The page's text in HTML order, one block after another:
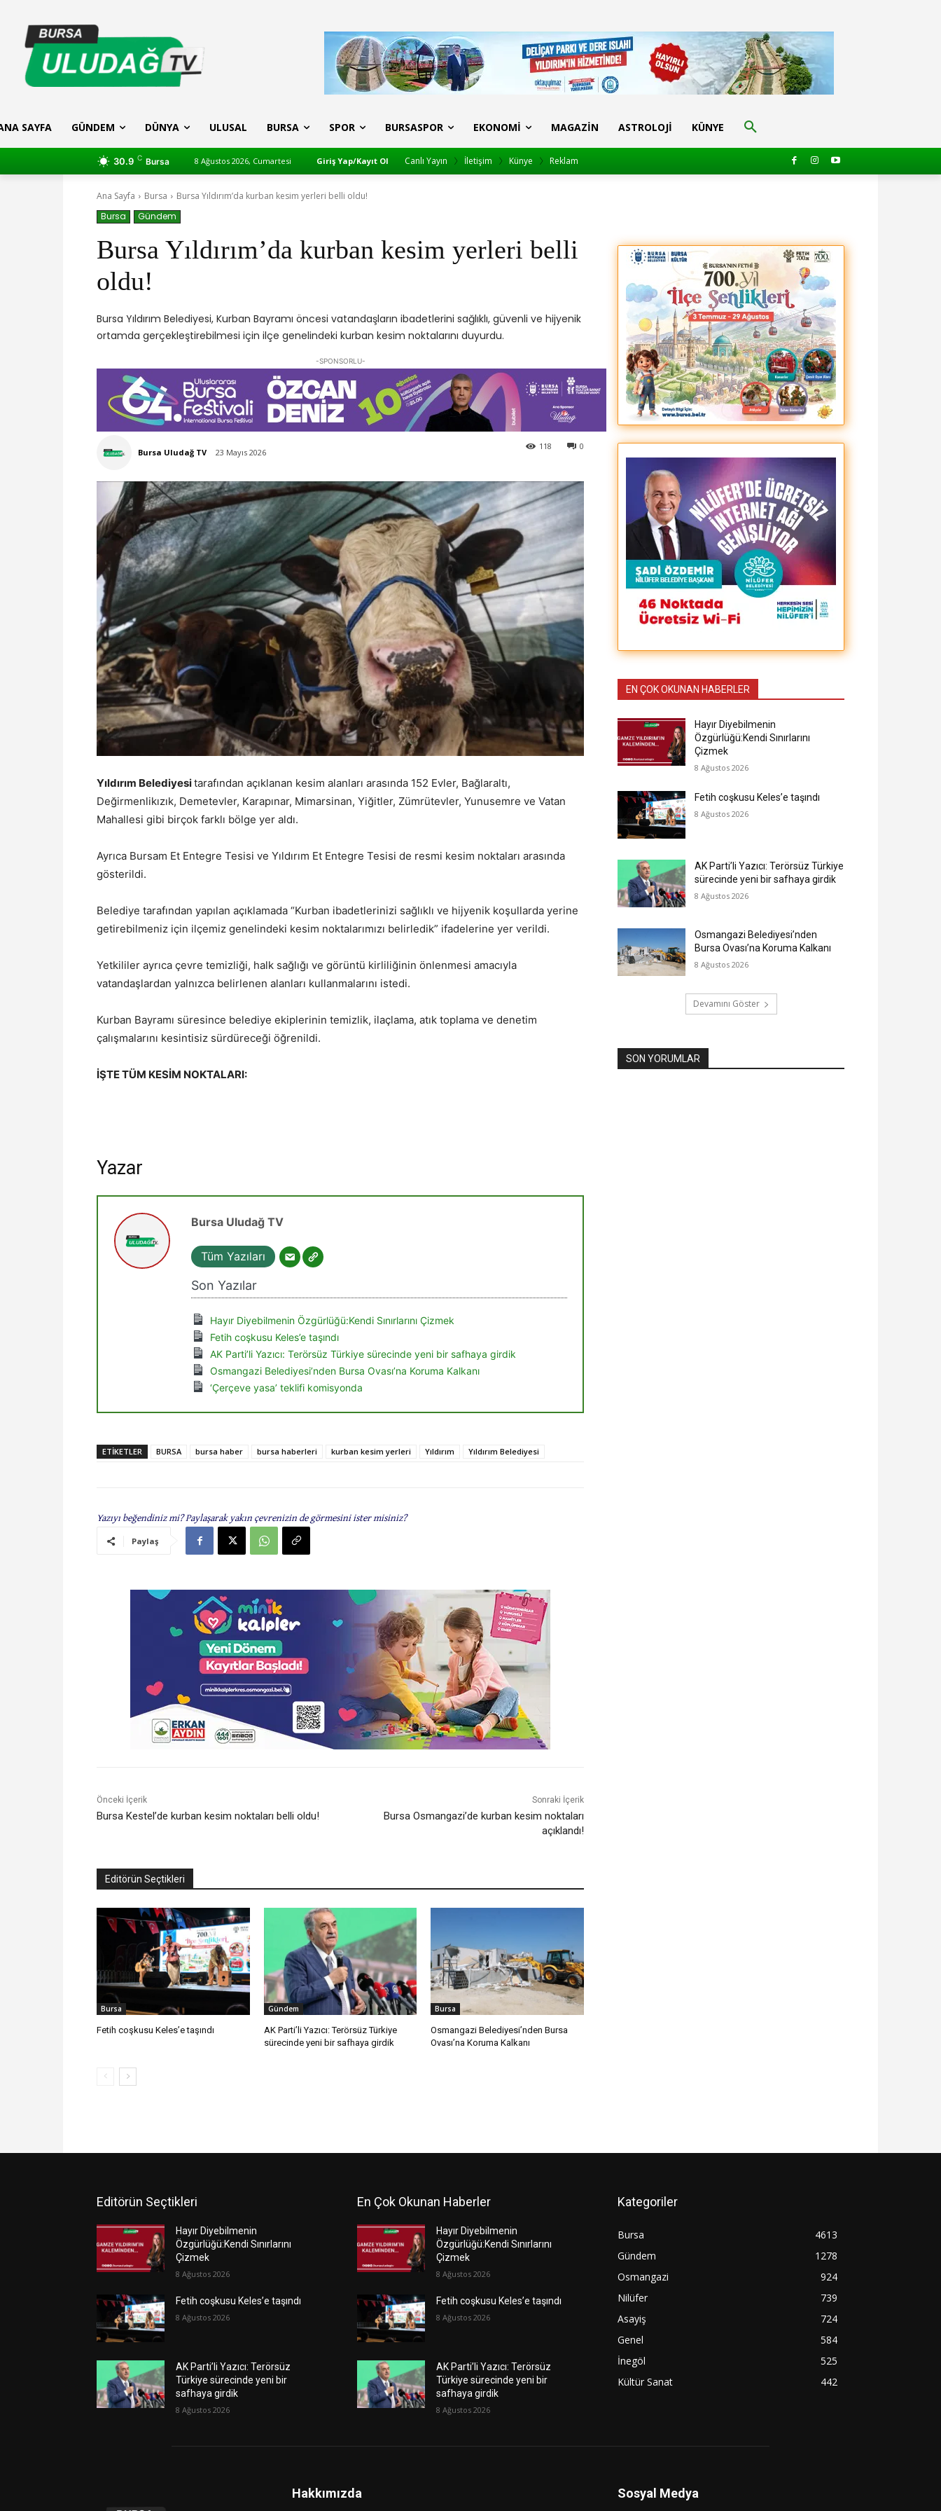
SAYFA GÜNDEM DÜNYA ULUSAL BURSA SPOR BURSASPOR EKONOMI MAGAZIN ASTROLOJI KÜNYE
30.9 C Bursa 8 Ağustos 2026, Cumartesi Giriş Yap/Kayıt Ol Canlı Yayın İletişim Künye Reklam
Ana Sayfa Bursa
Bursa Yıldırım’da kurban kesim yerleri belli oldu!
Bursa
Gündem
Bursa Yıldırım’da kurban kesim yerleri belli
oldu!
Bursa Yıldırım Belediyesi, Kurban Bayramı öncesi vatandaşların ibadetlerini sağlıklı, güvenli ve hijyenik
ortamda gerçekleştirebilmesi için ilçe genelindeki kurban kesim noktalarını duyurdu.
-SPONSORLU-
Bursa Uludağ TV 23 Mayıs 2026
0
118
Yıldırım Belediyesitarafından açıklanan kesim alanları arasında 152 Evler, Bağlaraltı,
Değirmenlikızık, Demetevler, Karapınar, Mimarsinan, Yiğitler, Zümrütevler, Yunusemre ve Vatan
Mahallesi gibi birçok farklı bölge yer aldı.
Ayrıca Bursam Et Entegre Tesisi ve Yıldırım Et Entegre Tesisi de resmi kesim noktaları arasında
gösterildi.
Belediye tarafından yapılan açıklamada “Kurban ibadetlerinizi sağlıklı ve hijyenik koşullarda yerine
getirebilmeniz için ilçemiz genelindeki kesim noktalarımızı belirledik” ifadelerine yer verildi.
Yetkililer ayrıca çevre temizliği, halk sağlığı ve görüntü kirliliğinin önlenmesi amacıyla
vatandaşlardan yalnızca belirlenen alanları kullanmalarını istedi.
Kurban Bayramı süresince belediye ekiplerinin temizlik, ilaçlama, atık toplama ve denetim
çalışmalarını kesintisiz sürdüreceği öğrenildi.
İŞTE TÜM KESİM NOKTALARI:
Yazar
Bursa Uludağ TV
Tüm Yazıları
Son Yazılar
Hayır Diyebilmenin Özgürlüğü:Kendi Sınırlarını Çizmek
Fetih coşkusu Keles’e taşındı
AK Parti’li Yazıcı: Terörsüz Türkiye sürecinde yeni bir safhaya girdik
Osmangazi Belediyesi’nden Bursa Ovası’na Koruma Kalkanı
‘Çerçeve yasa’ teklifi komisyonda
ETIKETLER BURSA bursa haber bursa haberleri kurban kesim yerleri Yıldırım Yıldırım Belediyesi
Yazıyı beğendiniz mi? Paylaşarak yakın çevrenizin de görmesini ister misiniz?
Paylaş
Önceki İçerik
Bursa Kestel’de kurban kesim noktaları belli oldu!
Sonraki İçerik
Bursa Osmangazi’de kurban kesim noktaları
açıklandı!
Editörün Seçtikleri
Bursa
Fetih coşkusu Keles’e taşındı
Gündem
AK Parti’li Yazıcı: Terörsüz Türkiye
sürecinde yeni bir safhaya girdik
Bursa
Osmangazi Belediyesi’nden Bursa
Ovası’na Koruma Kalkanı
EN ÇOK OKUNAN HABERLER
Hayır Diyebilmenin
Özgürlüğü:Kendi Sınırlarını
Çizmek
8 Ağustos 2026
Fetih coşkusu Keles’e taşındı
8 Ağustos 2026
AK Parti’li Yazıcı: Terörsüz Türkiye
sürecinde yeni bir safhaya girdik
8 Ağustos 2026
Osmangazi Belediyesi’nden
Bursa Ovası’na Koruma Kalkanı
8 Ağustos 2026
Devamını Göster
SON YORUMLAR
Editörün Seçtikleri
Hayır Diyebilmenin
Özgürlüğü:Kendi Sınırlarını
Çizmek
8 Ağustos 2026
Fetih coşkusu Keles’e taşındı
8 Ağustos 2026
AK Parti’li Yazıcı: Terörsüz
Türkiye sürecinde yeni bir
safhaya girdik
8 Ağustos 2026
En Çok Okunan Haberler
Hayır Diyebilmenin
Özgürlüğü:Kendi Sınırlarını
Çizmek
8 Ağustos 2026
Fetih coşkusu Keles’e taşındı
8 Ağustos 2026
AK Parti’li Yazıcı: Terörsüz
Türkiye sürecinde yeni bir
safhaya girdik
8 Ağustos 2026
Kategoriler
Bursa
4613
Gündem
1278
Osmangazi
924
Nilüfer
739
Asayiş
724
Genel
584
İnegöl
525
Kültür Sanat
442
Hakkımızda Sosyal Medya